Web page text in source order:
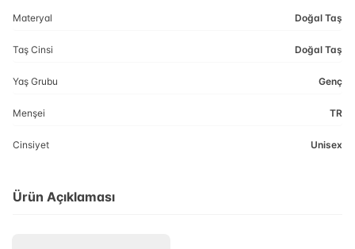
Materyal Doğal Taş
Taş Cinsi Doğal Taş
Yaş Grubu Genç
Menşei TR
Cinsiyet Unisex
Ürün Açıklaması